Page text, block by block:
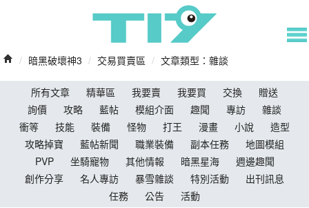
/ 暗黑破壞神3 / 交易買賣區 / 文章類型：雜談
所有文章 精華區 我要賣 我要買 交換
贈送
詢價
攻略 藍帖 模組介面 趣聞 專訪
雜談
衝等
技能 裝備 怪物 打王 漫畫 小說
造型
攻略掉寶
藍帖新聞 職業裝備 副本任務
地圖模組
PVP
坐騎寵物 其他情報 暗黑星海
週邊趣聞
創作分享
名人專訪 暴雪雜談 特別活動
出刊訊息
任務
公告 活動